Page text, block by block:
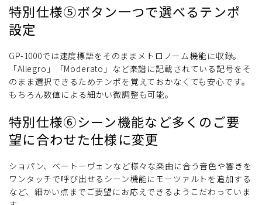
特別仕様⑤ボタン一つで選べるテンポ
設定
GP-1000では速度標語をそのままメトロノーム機能に収録。
「Allegro」「Moderato」など楽譜に記載されている記号をそ
のまま選択できるためテンポを覚えておかなくても安心です。
もちろん数値による細かい微調整も可能。
特別仕様⑥シーン機能など多くのご要
望に合わせた仕様に変更
ショパン、ベートーヴェンなど様々な楽曲に合う音色や響きを
ワンタッチで呼び出せるシーン機能にモーツァルトを追加する
など、細かい点までご要望にお応えできるようこだわっていま